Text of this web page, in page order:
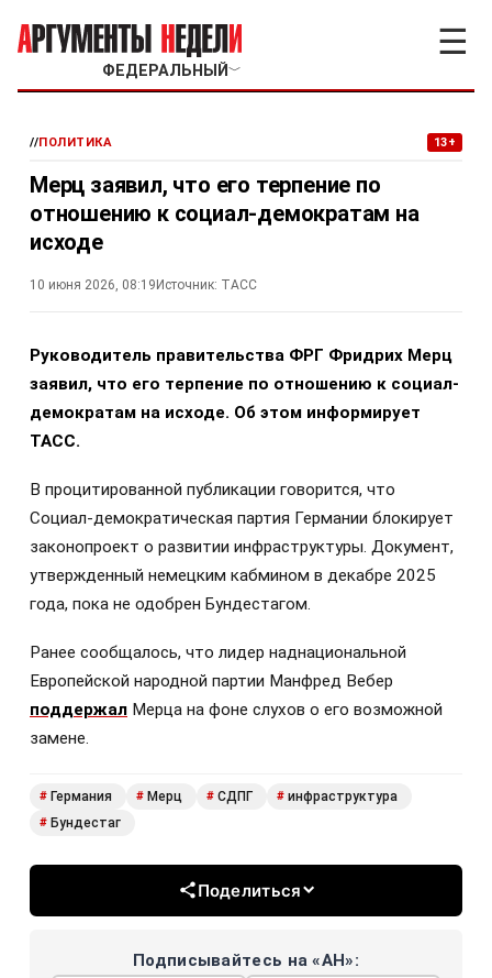
ФЕДЕРАЛЬНЫЙ ﹀
☰
//ПОЛИТИКА 13+
Мерц заявил, что его терпение по
отношению к социал-демократам на
исходе
10 июня 2026, 08:19 Источник: ТАСС
Руководитель правительства ФРГ Фридрих Мерц
заявил, что его терпение по отношению к социал-
демократам на исходе. Об этом информирует
ТАСС.
В процитированной публикации говорится, что
Социал-демократическая партия Германии блокирует
законопроект о развитии инфраструктуры. Документ,
утвержденный немецким кабмином в декабре 2025
года, пока не одобрен Бундестагом.
Ранее сообщалось, что лидер наднациональной
Европейской народной партии Манфред Вебер
поддержал Мерца на фоне слухов о его возможной
замене.
# Германия # Мерц # СДПГ # инфраструктура
# Бундестаг
Поделиться
Подписывайтесь на «АН»: